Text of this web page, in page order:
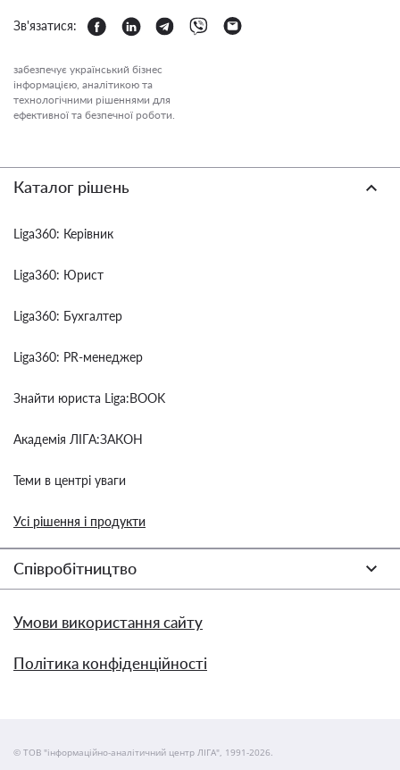
Зв'язатися:
забезпечує український бізнес
інформацією, аналітикою та
технологічними рішеннями для
ефективної та безпечної роботи.
Каталог рішень
Liga360: Керівник
Liga360: Юрист
Liga360: Бухгалтер
Liga360: PR-менеджер
Знайти юриста Liga:BOOK
Академія ЛІГА:ЗАКОН
Теми в центрі уваги
Усі рішення і продукти
Співробітництво
Умови використання сайту
Політика конфіденційності
© ТОВ "інформаційно-аналітичний центр ЛІГА", 1991-2026.